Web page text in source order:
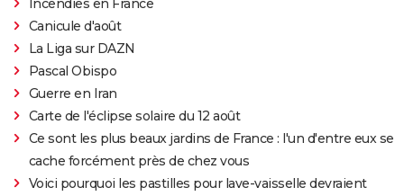
Incendies en France
Canicule d'août
La Liga sur DAZN
Pascal Obispo
Guerre en Iran
Carte de l'éclipse solaire du 12 août
Ce sont les plus beaux jardins de France : l'un d'entre eux se
cache forcément près de chez vous
Voici pourquoi les pastilles pour lave-vaisselle devraient